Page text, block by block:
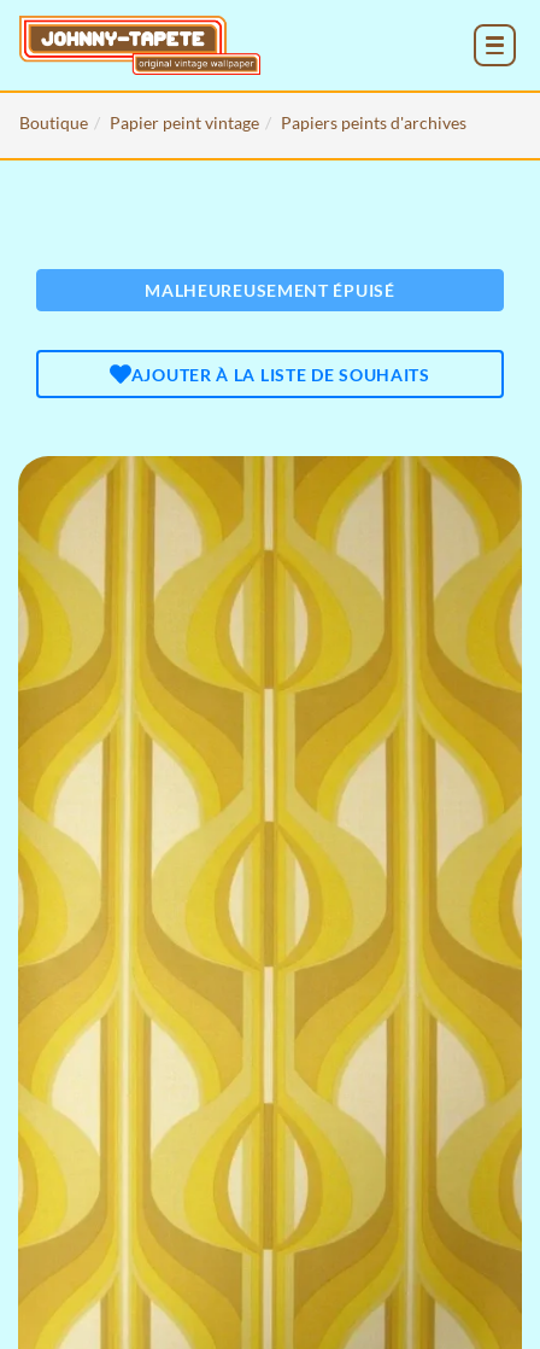
Boutique Papier peint vintage Papiers peints d'archives
MALHEUREUSEMENT ÉPUISÉ
AJOUTER À LA LISTE DE SOUHAITS